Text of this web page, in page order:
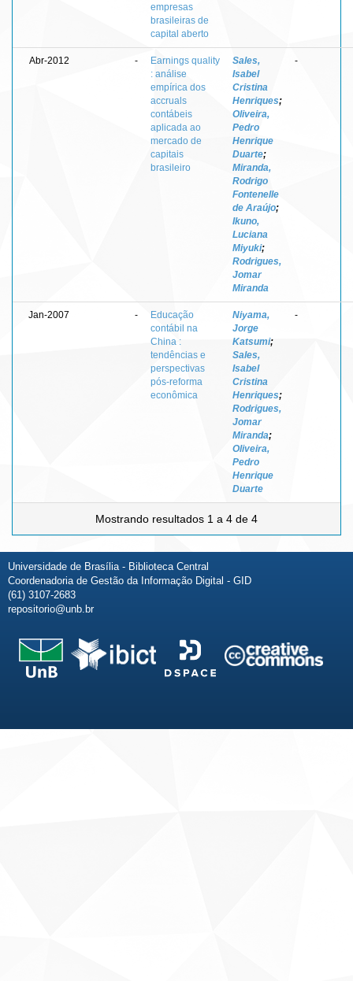
empresas
brasileiras de
capital aberto
Abr-2012 -
Earnings quality
: análise
empírica dos
accruals
contábeis
aplicada ao
mercado de
capitais
brasileiro
Sales,
Isabel
Cristina
Henriques;
Oliveira,
Pedro
Henrique
Duarte;
Miranda,
Rodrigo
Fontenelle
de Araújo;
Ikuno,
Luciana
Miyuki;
Rodrigues,
Jomar
Miranda
-
Jan-2007 -
Educação
contábil na
China :
tendências e
perspectivas
pós-reforma
econômica
Niyama,
Jorge
Katsumi;
Sales,
Isabel
Cristina
Henriques;
Rodrigues,
Jomar
Miranda;
Oliveira,
Pedro
Henrique
Duarte
-
Mostrando resultados 1 a 4 de 4
Universidade de Brasília - Biblioteca Central
Coordenadoria de Gestão da Informação Digital - GID
(61) 3107-2683
repositorio@unb.br